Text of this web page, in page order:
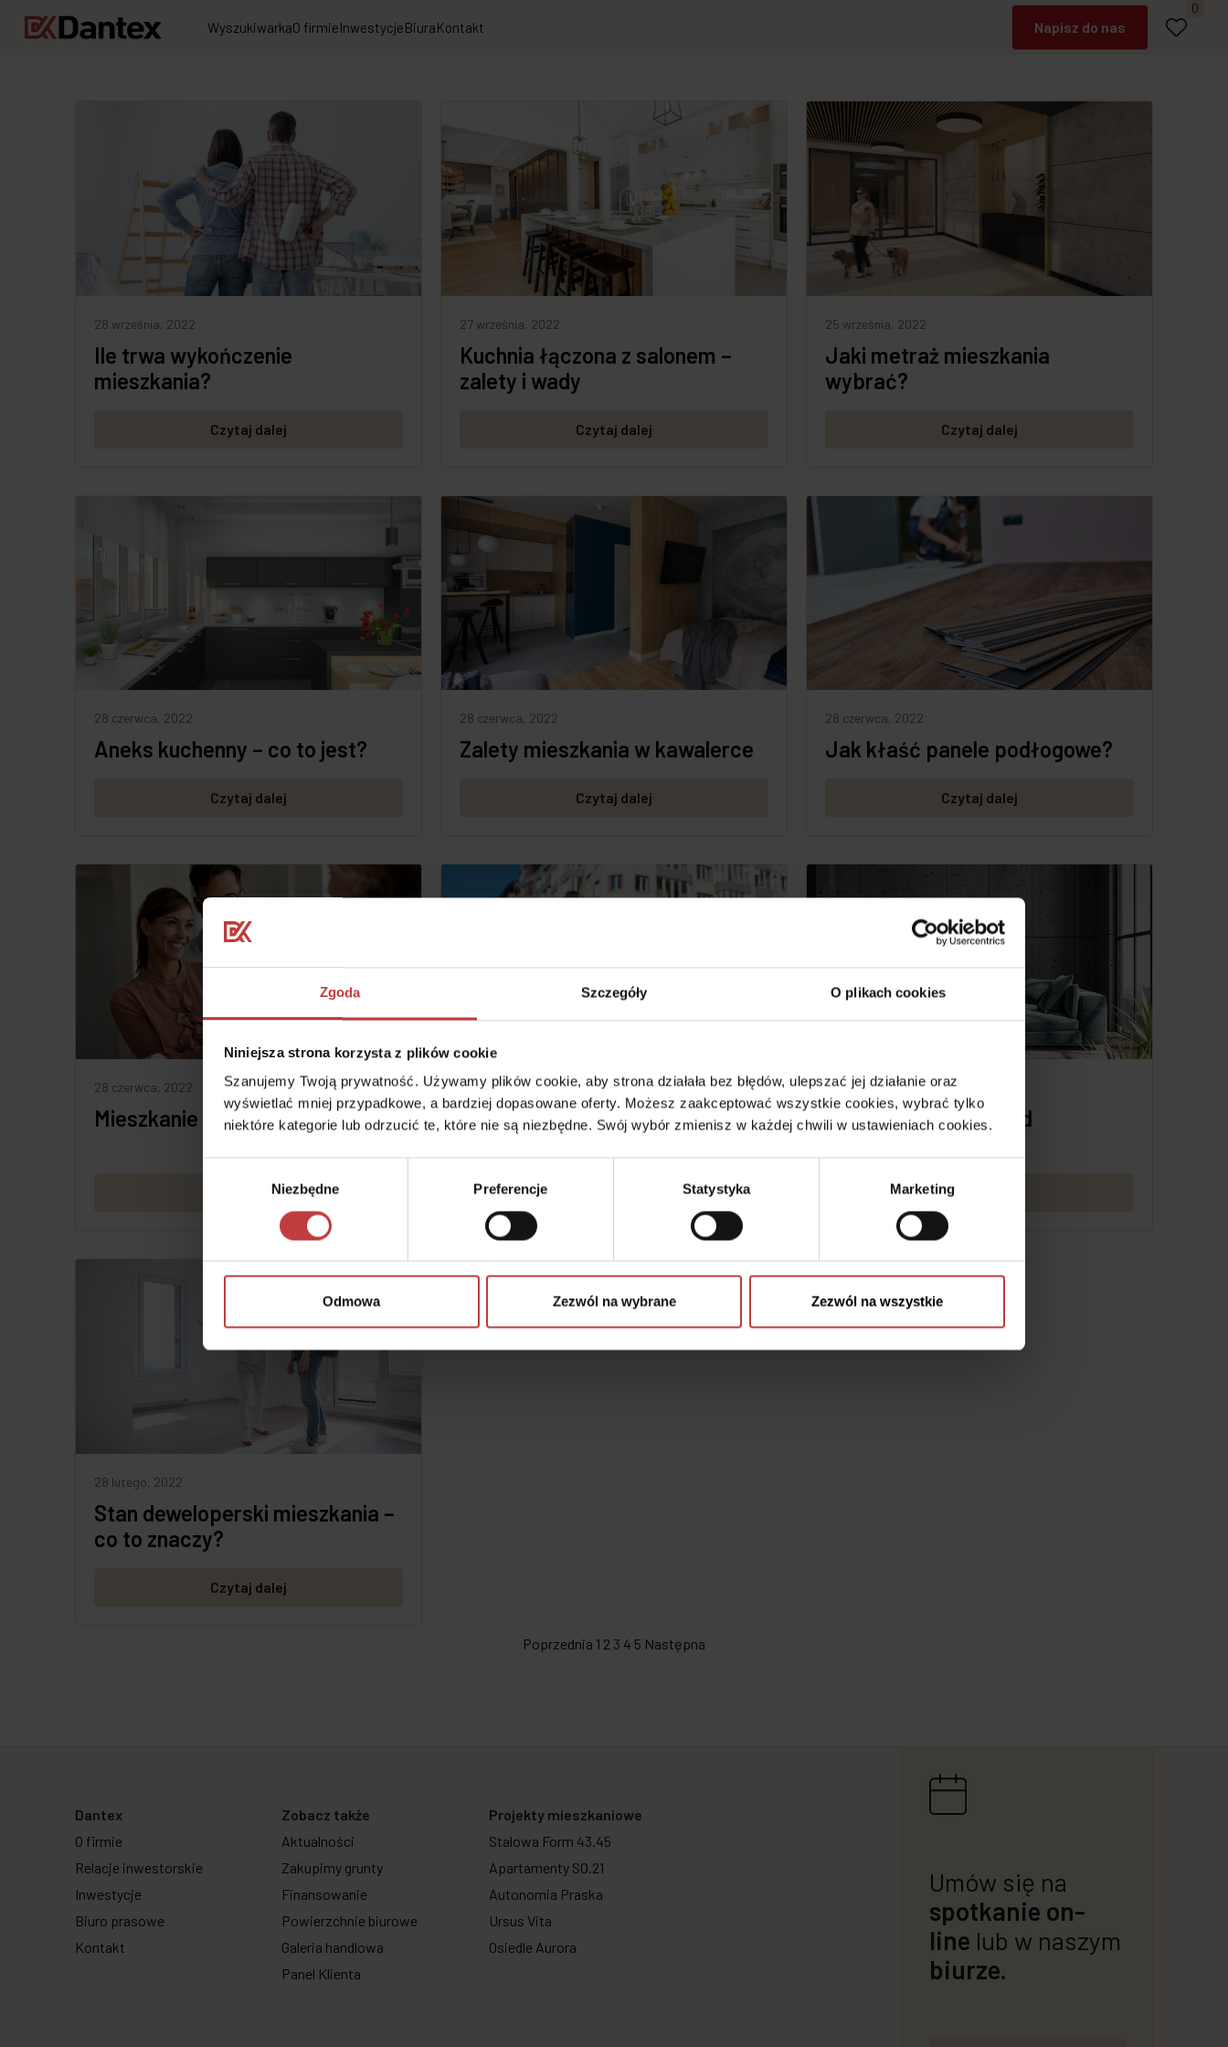
Zgoda Szczegóły O plikach cookies
Niniejsza strona korzysta z plików cookie
Szanujemy Twoją prywatność. Używamy plików cookie, aby strona działała bez błędów, ulepszać jej działanie oraz
wyświetlać mniej przypadkowe, a bardziej dopasowane oferty. Możesz zaakceptować wszystkie cookies, wybrać tylko
niektóre kategorie lub odrzucić te, które nie są niezbędne. Swój wybór zmienisz w każdej chwili w ustawieniach cookies.
Niezbędne Preferencje Statystyka Marketing
Odmowa Zezwól na wybrane Zezwól na wszystkie
WyszukiwarkaO firmieInwestycjeBiuraKontakt
Napisz do nas
Zadzwoń
0
28 września, 2022
Ile trwa wykończenie
mieszkania?
Czytaj dalej
27 września, 2022
Kuchnia łączona z salonem –
zalety i wady
Czytaj dalej
25 września, 2022
Jaki metraż mieszkania
wybrać?
Czytaj dalej
28 czerwca, 2022
Aneks kuchenny – co to jest?
Czytaj dalej
28 czerwca, 2022
Zalety mieszkania w kawalerce
Czytaj dalej
28 czerwca, 2022
Jak kłaść panele podłogowe?
Czytaj dalej
28 czerwca, 2022
Mieszkanie czy domek?
Czytaj dalej
28 czerwca, 2022
Plusy dodatnie i plusy ujemne
28 lutego, 2022
Strony świata a układ
Czytaj dalej
28 lutego, 2022
Stan deweloperski mieszkania –
co to znaczy?
Czytaj dalej
Poprzednia 1 2 3 4 5 Następna
Dantex
O firmie
Relacje inwestorskie
Inwestycje
Biuro prasowe
Kontakt
Zobacz także
Aktualności
Zakupimy grunty
Finansowanie
Powierzchnie biurowe
Galeria handlowa
Panel Klienta
Projekty mieszkaniowe
Stalowa Form 43.45
Apartamenty SO.21
Autonomia Praska
Ursus Vita
Osiedle Aurora
Umów się na
spotkanie on-
line lub w naszym
biurze.